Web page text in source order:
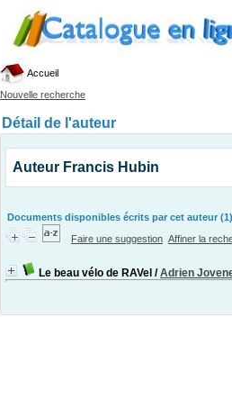
Accueil
Nouvelle recherche
Détail de l'auteur
Auteur Francis Hubin
Documents disponibles écrits par cet auteur (1)
Faire une suggestion Affiner la
Le beau vélo de RAVel /Adrien